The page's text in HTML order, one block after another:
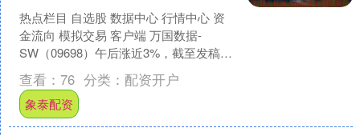
热点栏目 自选股 数据中心 行情中心 资
金流向 模拟交易 客户端 万国数据-
SW（09698）午后涨近3%，截至发稿，
股价上涨2.53%，现报42.20港元，成....
查看： 76 分类： 配资开户
象泰配资